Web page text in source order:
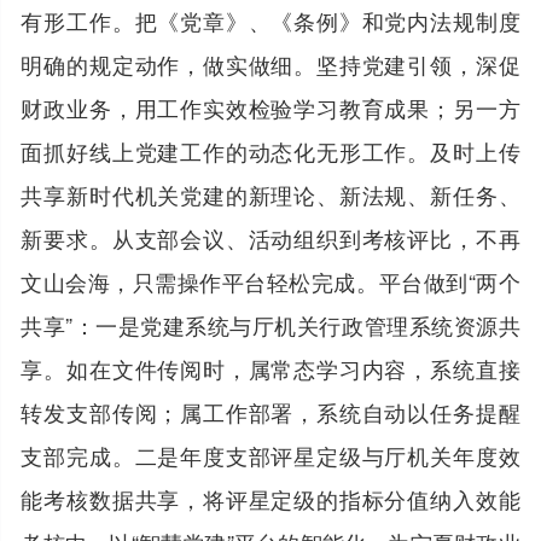
有形工作。把《党章》、《条例》和党内法规制度
明确的规定动作，做实做细。坚持党建引领，深促
财政业务，用工作实效检验学习教育成果；另一方
面抓好线上党建工作的动态化无形工作。及时上传
共享新时代机关党建的新理论、新法规、新任务、
新要求。从支部会议、活动组织到考核评比，不再
文山会海，只需操作平台轻松完成。平台做到“两个
共享”：一是党建系统与厅机关行政管理系统资源共
享。如在文件传阅时，属常态学习内容，系统直接
转发支部传阅；属工作部署，系统自动以任务提醒
支部完成。二是年度支部评星定级与厅机关年度效
能考核数据共享，将评星定级的指标分值纳入效能